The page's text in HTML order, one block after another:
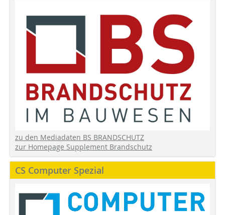
zu den Mediadaten BS BRANDSCHUTZ
zur Homepage Supplement Brandschutz
CS Computer Spezial